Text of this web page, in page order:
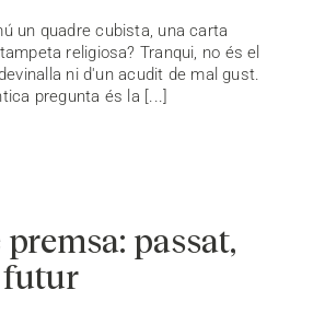
un quadre cubista, una carta
religiosa? Tranqui, no és el
ni d'un acudit de mal gust.
pregunta és la [...]
premsa: passat,
futur